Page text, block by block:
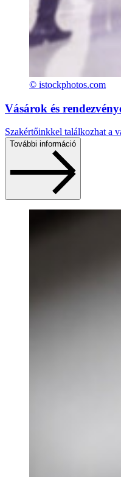
© istockphotos.com
Vásárok és
Szakértőinkkel találkozhat a
További információ